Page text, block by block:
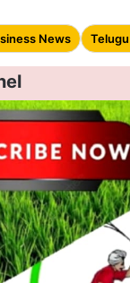
News